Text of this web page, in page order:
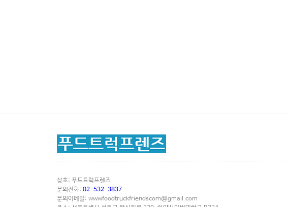
상호: 푸드트럭프렌즈
문의전화: 02-532-3837
문의이메일: wwwfoodtruckfriendscom@gmail.com